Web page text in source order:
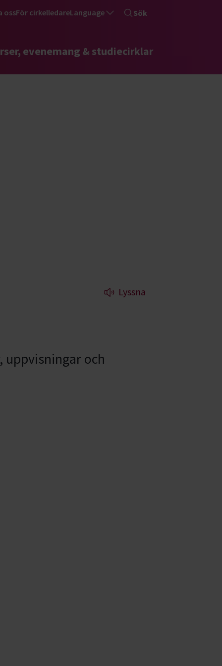
ossFör cirkelledareLanguage Sök
evenemang & studiecirklar
Lyssna
uppvisningar och